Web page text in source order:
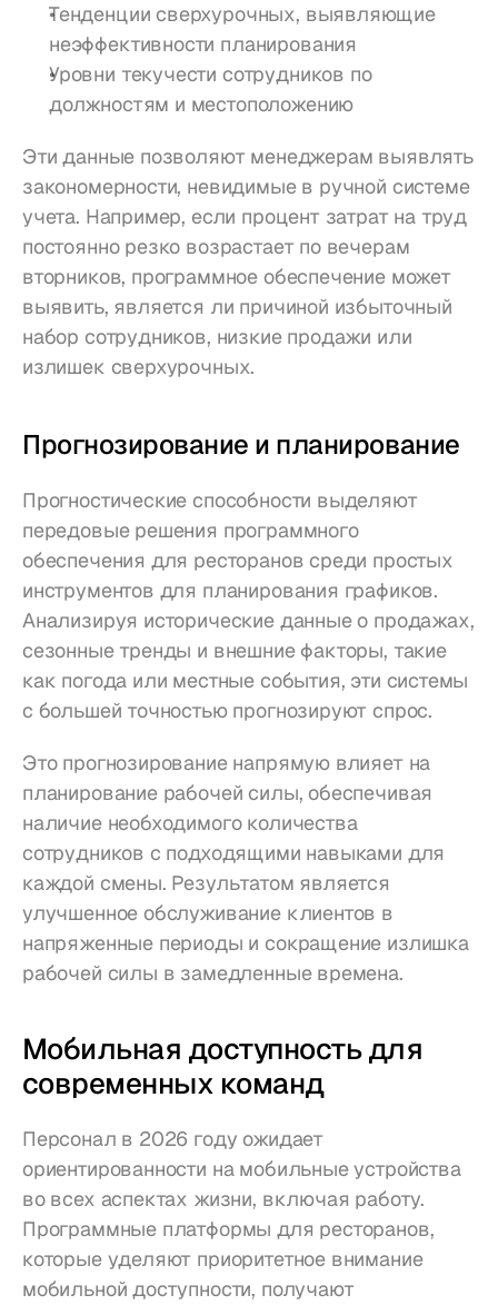
Тенденции сверхурочных, выявляющие
неэффективности планирования
Уровни текучести сотрудников по
должностям и местоположению
Эти данные позволяют менеджерам выявлять
закономерности, невидимые в ручной системе
учета. Например, если процент затрат на труд
постоянно резко возрастает по вечерам
вторников, программное обеспечение может
выявить, является ли причиной избыточный
набор сотрудников, низкие продажи или
излишек сверхурочных.
Прогнозирование и планирование
Прогностические способности выделяют
передовые решения программного
обеспечения для ресторанов среди простых
инструментов для планирования графиков.
Анализируя исторические данные о продажах,
сезонные тренды и внешние факторы, такие
как погода или местные события, эти системы
с большей точностью прогнозируют спрос.
Это прогнозирование напрямую влияет на
планирование рабочей силы, обеспечивая
наличие необходимого количества
сотрудников с подходящими навыками для
каждой смены. Результатом является
улучшенное обслуживание клиентов в
напряженные периоды и сокращение излишка
рабочей силы в замедленные времена.
Мобильная доступность для
современных команд
Персонал в 2026 году ожидает
ориентированности на мобильные устройства
во всех аспектах жизни, включая работу.
Программные платформы для ресторанов,
которые уделяют приоритетное внимание
мобильной доступности, получают